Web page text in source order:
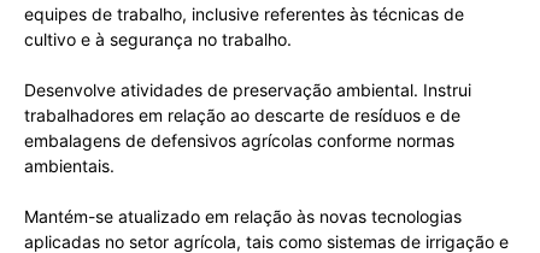
equipes de trabalho, inclusive referentes às técnicas de
cultivo e à segurança no trabalho.
Desenvolve atividades de preservação ambiental. Instrui
trabalhadores em relação ao descarte de resíduos e de
embalagens de defensivos agrícolas conforme normas
ambientais.
Mantém-se atualizado em relação às novas tecnologias
aplicadas no setor agrícola, tais como sistemas de irrigação e